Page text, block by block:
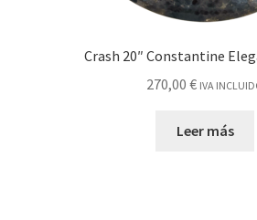
Crash 20″ Constantine
270,00 € IVA
Leer más